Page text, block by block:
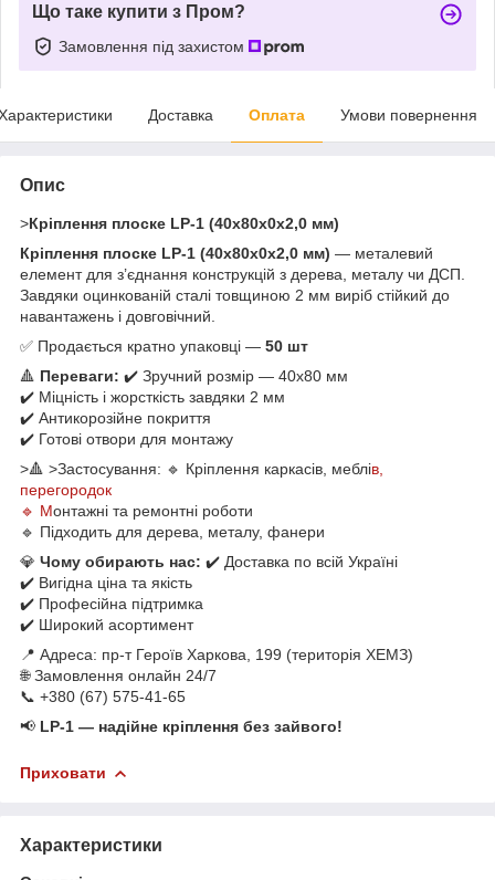
Що таке купити з Пром?
Замовлення під захистом
Доставка Оплата Умови повернення
Опис
>Кріплення плоске LP-1 (40х80х0х2,0 мм)
Кріплення плоске LP-1 (40х80х0х2,0 мм) — металевий
елемент для з’єднання конструкцій з дерева, металу чи ДСП.
Завдяки оцинкованій сталі товщиною 2 мм виріб стійкий до
навантажень і довговічний.
✅ Продається кратно упаковці — 50 шт
🔺 Переваги: ✔️ Зручний розмір — 40х80 мм
✔️ Міцність і жорсткість завдяки 2 мм
✔️ Антикорозійне покриття
✔️ Готові отвори для монтажу
>🔺 >Застосування: 🔹 Кріплення каркасів, меблів,
перегородок
🔹 Монтажні та ремонтні роботи
🔹 Підходить для дерева, металу, фанери
💎 Чому обирають нас: ✔️ Доставка по всій Україні
✔️ Вигідна ціна та якість
✔️ Професійна підтримка
✔️ Широкий асортимент
📍 Адреса: пр-т Героїв Харкова, 199 (територія ХЕМЗ)
🌐 Замовлення онлайн 24/7
📞 +380 (67) 575-41-65
📢 LP-1 — надійне кріплення без зайвого!
Приховати
Характеристики